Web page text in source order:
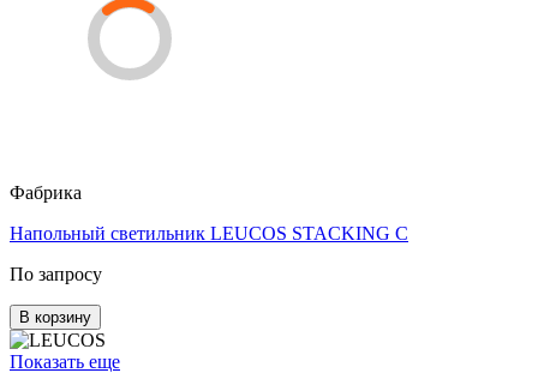
Фабрика
Напольный светильник LEUCOS STACKING C
По запросу
В корзину
Показать еще